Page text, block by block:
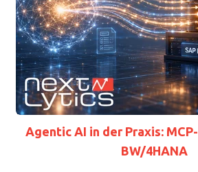
Agentic AI in der Praxis:
BW/4HANA